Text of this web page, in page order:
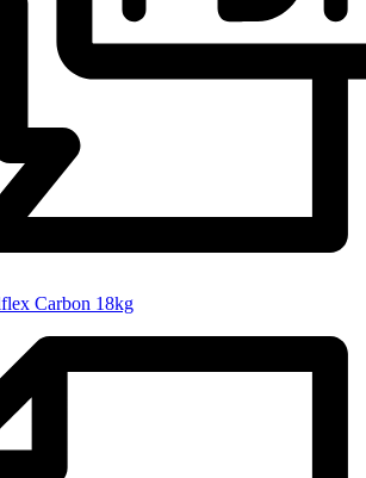
Bauwerksabdichtung
Deckputz über Gelände
nicht tragfähige Untergründe
Bitumenbeschichtungen
bei Regen, Nebel oder
mit fremden Produkten oder Zusätzen
Sockelflex Carbon Weiß
enthält 9 kg
und 9 kg Pulverkomponente und
1 : 1 gemischt. Sockelflex Carbon
eine andere Zusammensetzung und ein
und XPS-Dämmplatten
Untergründe
Sockelbereiche
Carbon 18kg